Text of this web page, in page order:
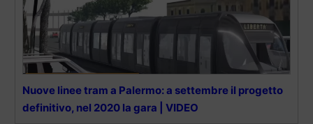
Nuove linee tram a Palermo: a settembre il progetto
definitivo, nel 2020 la gara | VIDEO